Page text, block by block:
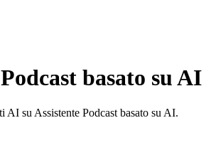
basato su AI
su Assistente Podcast basato su AI.